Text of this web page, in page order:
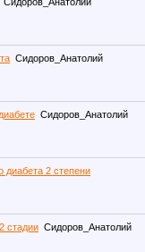
Сидоров_Анатолий
Сидоров_Анатолий
диабета 2 степени
стадии Сидоров_Анатолий